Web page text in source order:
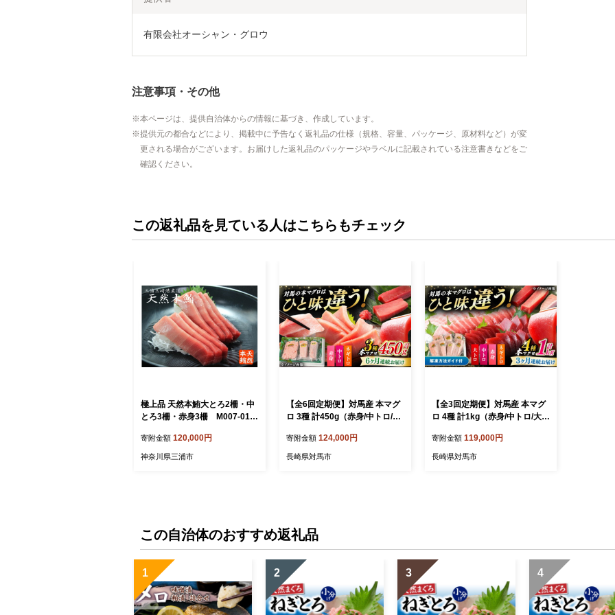
有限会社オーシャン・グロウ
注意事項・その他
本ページは、提供自治体からの情報に基づき、作成しています。
提供元の都合などにより、掲載中に予告なく返礼品の仕様（規格、容量、パッケージ、原材料など）が変
更される場合がございます。お届けした返礼品のパッケージやラベルに記載されている注意書きなどをご
確認ください。
この返礼品を見ている人はこちらもチェック
極上品 天然本鮪大とろ2柵・中
とろ3柵・赤身3柵 M007-011-
寄附金額 120,000円
神奈川県三浦市
【全6回定期便】対馬産 本マグ
ロ 3種 計450g（赤身/中トロ/ネ
[WAH013] マグロ まぐろ 鮪 本
鮪 本マグロ 養殖 トロ 中トロ 中
寄附金額 124,000円
長崎県対馬市
【全3回定期便】対馬産 本マグ
ロ 4種 計1kg（赤身/中トロ/大ト
海】[WAH006] マグロ まぐろ
鮪 本鮪 本マグロ 養殖 トロ 中ト
寄附金額 119,000円
長崎県対馬市
この自治体のおすすめ返礼品
1 2 3 4